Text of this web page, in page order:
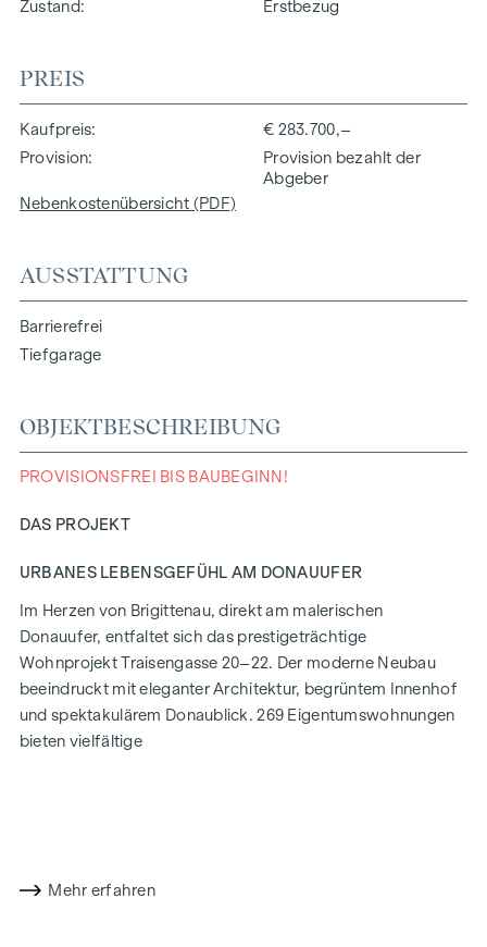
Zustand Erstbezug
PREIS
Kaufpreis
€ 283.700,–
Provision
Provision bezahlt der
Abgeber
Nebenkostenübersicht (PDF)
AUSSTATTUNG
Barrierefrei
Tiefgarage
OBJEKTBESCHREIBUNG
PROVISIONSFREI BIS BAUBEGINN!
DAS PROJEKT
URBANES LEBENSGEFÜHL AM DONAUUFER
Im Herzen von Brigittenau, direkt am malerischen
Donauufer, entfaltet sich das prestigeträchtige
Wohnprojekt Traisengasse 20–22. Der moderne Neubau
beeindruckt mit eleganter Architektur, begrüntem Innenhof
und spektakulärem Donaublick. 269 Eigentumswohnungen
bieten vielfältige
Mehr erfahren